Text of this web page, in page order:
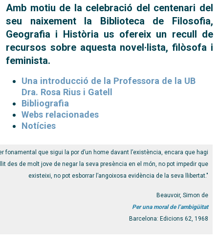
Amb motiu de la celebració del centenari del
seu naixement la Biblioteca de Filosofia,
Geografia i Història us ofereix un recull de
recursos sobre aquesta novel·lista, filòsofa i
feminista.
Una introducció de la Professora de la UB
Dra. Rosa Rius i Gatell
Bibliografia
Webs relacionades
Notícies
fonamental que sigui la por d’un home davant l’existència, encara que hagi
des de molt jove de negar la seva presència en el món, no pot impedir que
existeixi, no pot esborrar l’angoixosa evidència de la seva llibertat."
Beauvoir, Simon de
Per una moral de l’ambigüitat
Barcelona: Edicions 62, 1968